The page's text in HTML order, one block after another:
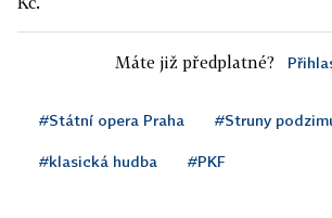
Máte již předplatné?
#Státní opera Praha #Struny
#klasická hudba #PKF